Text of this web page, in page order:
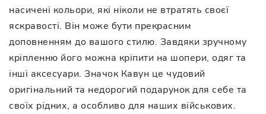
насичені кольори, які ніколи не втратять своєї
яскравості. Він може бути прекрасним
доповненням до вашого стилю. Завдяки зручному
кріпленню його можна кріпити на шопери, одяг та
інші аксесуари. Значок Кавун це чудовий
оригінальний та недорогий подарунок для себе та
своїх рідних, а особливо для наших військових.